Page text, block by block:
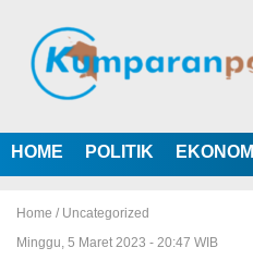
HOME POLITIK EKONOMI
Home / Uncategorized
Minggu, 5 Maret 2023 - 20:47 WIB